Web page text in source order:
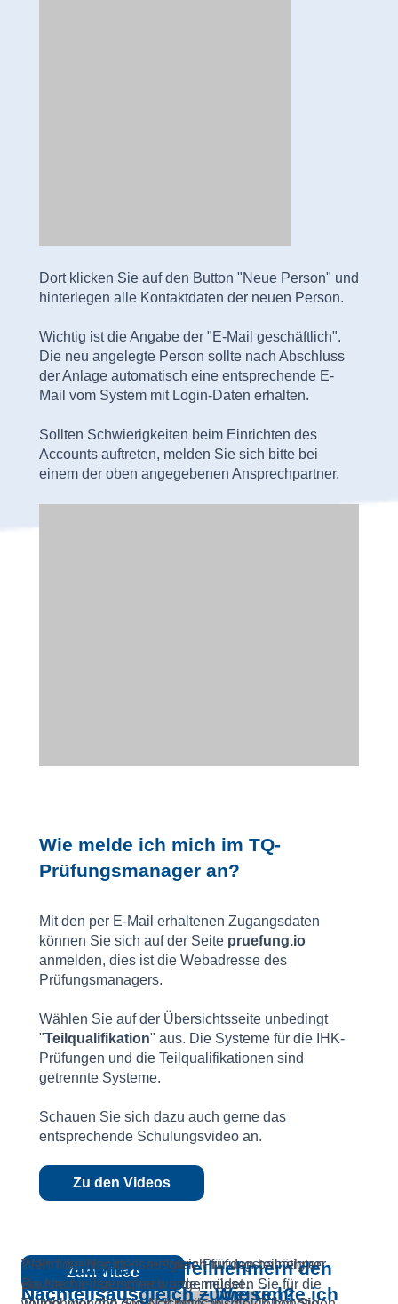
Dort klicken Sie auf den Button "Neue Person" und
hinterlegen alle Kontaktdaten der neuen Person.
Wichtig ist die Angabe der "E-Mail geschäftlich".
Die neu angelegte Person sollte nach Abschluss
der Anlage automatisch eine entsprechende E-
Mail vom System mit Login-Daten erhalten.
Sollten Schwierigkeiten beim Einrichten des
Accounts auftreten, melden Sie sich bitte bei
einem der oben angegebenen Ansprechpartner.
Wie melde ich mich im TQ-
Prüfungsmanager an?
Mit den per E-Mail erhaltenen Zugangsdaten
können Sie sich auf der Seite pruefung.io
anmelden, dies ist die Webadresse des
Prüfungsmanagers.
Wählen Sie auf der Übersichtsseite unbedingt
"Teilqualifikation" aus. Die Systeme für die IHK-
Prüfungen und die Teilqualifikationen sind
getrennte Systeme.
Schauen Sie sich dazu auch gerne das
entsprechende Schulungsvideo an.
Zu den Videos
Zum Video
Ich brauche einen
Nachteilsausgleich – Wie richte ich
Falls für einen oder mehrere Prüfungsteilnehmer
ein Nachteilsausgleich angemeldet
Wie kann ich den Teilnehmern den
Nachteilsausgleich zuweisen?
Wenn der Nachteilsausgleich für den benötigten
Baustein eingerichtet wurde, müssen Sie für die